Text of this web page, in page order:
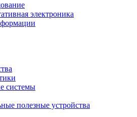
электроника
системы
полезные устройства